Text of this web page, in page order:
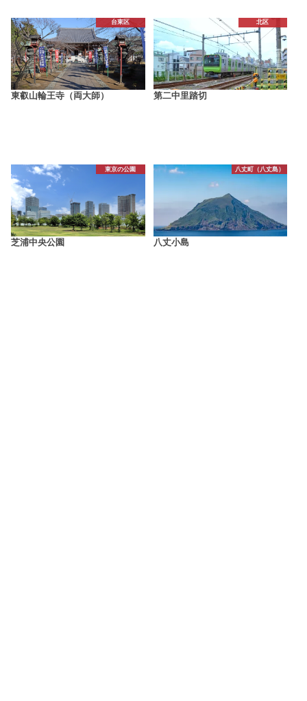
台東区
東叡山輪王寺（両大師）
北区
第二中里踏切
東京の公園
芝浦中央公園
八丈町（八丈島）
八丈小島